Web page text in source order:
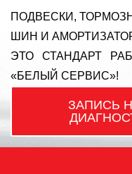
ПОДВЕСКИ,
ШИН И
ЭТО СТАНДАРТ
«БЕЛЫЙ СЕРВИС»!
ЗАПИСЬ